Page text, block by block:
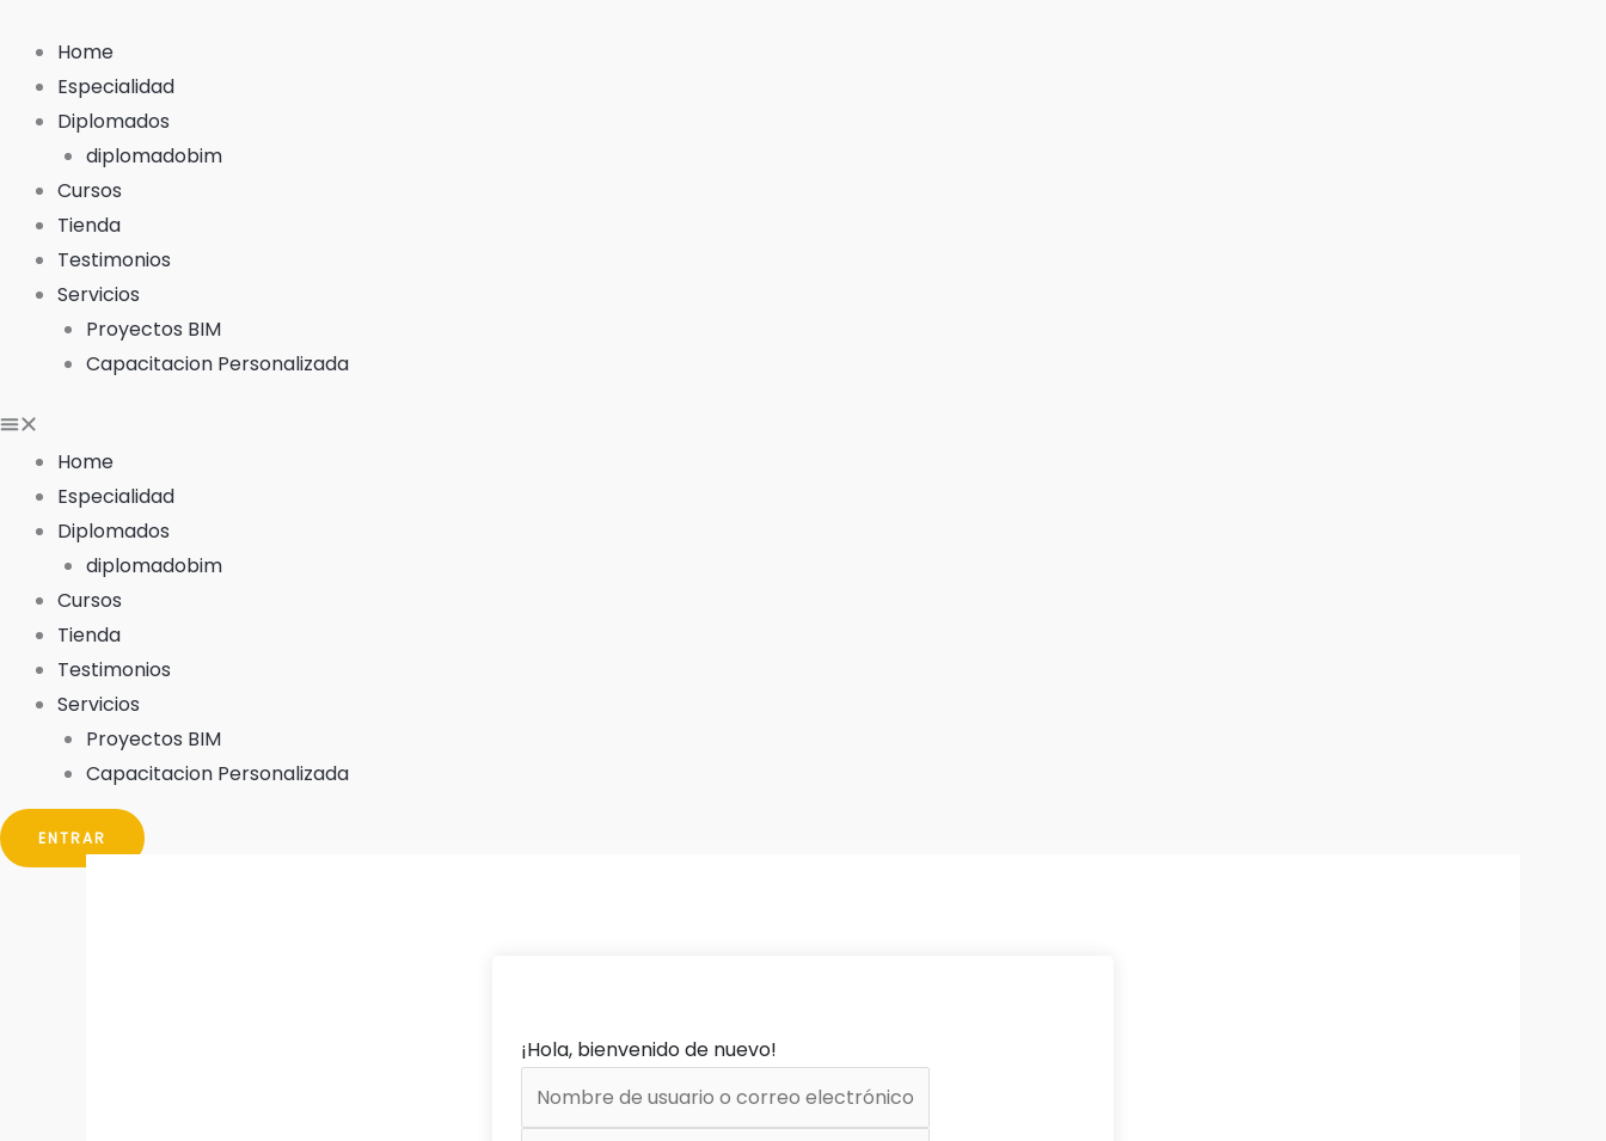
contenido
Home
Especialidad
Diplomados
diplomadobim
Cursos
Tienda
Testimonios
Servicios
Proyectos BIM
Capacitacion Personalizada
Home
Especialidad
Diplomados
diplomadobim
Cursos
Tienda
Testimonios
Servicios
Proyectos BIM
Capacitacion Personalizada
ENTRAR
¡Hola, bienvenido de nuevo!